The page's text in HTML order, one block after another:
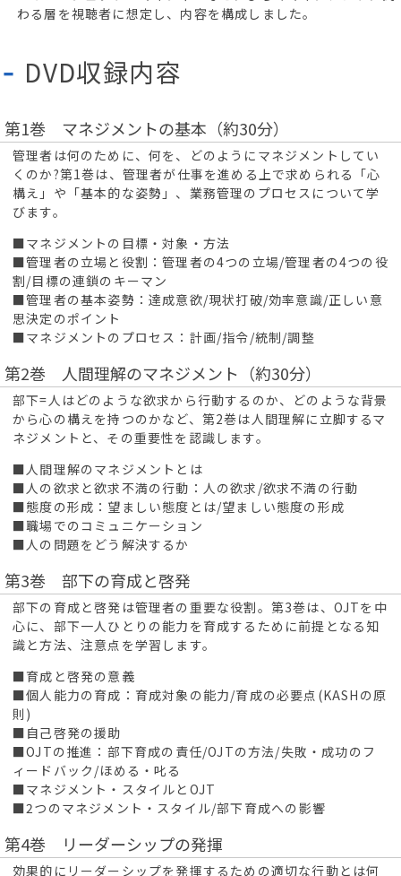
わる層を視聴者に想定し、内容を構成しました。
DVD収録内容
第1巻 マネジメントの基本（約30分）
管理者は何のために、何を、どのようにマネジメントしてい
くのか?第1巻は、管理者が仕事を進める上で求められる「心
構え」や「基本的な姿勢」、業務管理のプロセスについて学
びます。
■マネジメントの目標・対象・方法
■管理者の立場と役割：管理者の4つの立場/管理者の4つの役
割/目標の連鎖のキーマン
■管理者の基本姿勢：達成意欲/現状打破/効率意識/正しい意
思決定のポイント
■マネジメントのプロセス：計画/指令/統制/調整
第2巻 人間理解のマネジメント（約30分）
部下=人はどのような欲求から行動するのか、どのような背景
から心の構えを持つのかなど、第2巻は人間理解に立脚するマ
ネジメントと、その重要性を認識します。
■人間理解のマネジメントとは
■人の欲求と欲求不満の行動：人の欲求/欲求不満の行動
■態度の形成：望ましい態度とは/望ましい態度の形成
■職場でのコミュニケーション
■人の問題をどう解決するか
第3巻 部下の育成と啓発
部下の育成と啓発は管理者の重要な役割。第3巻は、OJTを中
心に、部下一人ひとりの能力を育成するために前提となる知
識と方法、注意点を学習します。
■育成と啓発の意義
■個人能力の育成：育成対象の能力/育成の必要点(KASHの原
則)
■自己啓発の援助
■OJTの推進：部下育成の責任/OJTの方法/失敗・成功のフ
ィードバック/ほめる・叱る
■マネジメント・スタイルとOJT
■2つのマネジメント・スタイル/部下育成への影響
第4巻 リーダーシップの発揮
効果的にリーダーシップを発揮するための適切な行動とは何